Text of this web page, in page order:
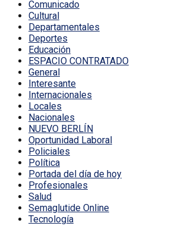
Comunicado
Cultural
Departamentales
Deportes
Educación
ESPACIO CONTRATADO
General
Interesante
Internacionales
Locales
Nacionales
NUEVO BERLÍN
Oportunidad Laboral
Policiales
Política
Portada del día de hoy
Profesionales
Salud
Semaglutide Online
Tecnología